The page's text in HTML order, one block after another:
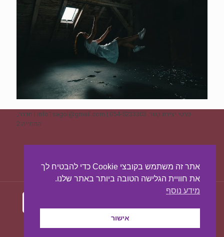
פרטי יצירת קשר: 054-5233303 | info1sagol@gmail.com | חדרה,
התחייה 2
עיצוב ובניית האתר:מאסטר סייט - יצירת נוכחות
באינטרנט
אתר זה משתמש בקובצי Cookie כדי להבטיח לך
את חוויית הגלישה הטובה ביותר באתר שלנו.
מידע נוסף
אישור